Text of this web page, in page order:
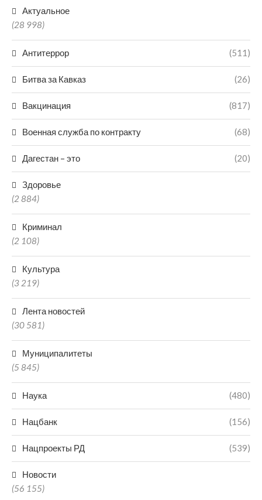
Актуальное
(28 998)
Антитеррор (511)
Битва за Кавказ (26)
Вакцинация (817)
Военная служба по контракту (68)
Дагестан – это (20)
Здоровье
(2 884)
Криминал
(2 108)
Культура
(3 219)
Лента новостей
(30 581)
Муниципалитеты
(5 845)
Наука (480)
Нацбанк (156)
Нацпроекты РД (539)
Новости
(56 155)